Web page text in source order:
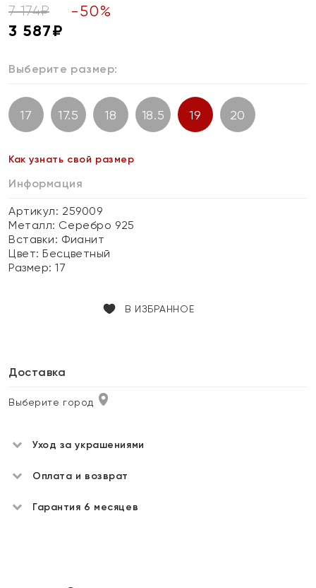
7 174₽ -50%
3 587₽
Выберите размер:
17 17.5 18 18.5 19 20
Как узнать свой размер
Информация
Артикул: 259009
Металл: Серебро 925
Вставки: Фианит
Цвет:Бесцветный
Размер:17
В ИЗБРАННОЕ
Доставка
Выберите город
Уход за украшениями
Оплата и возврат
Гарантия 6 месяцев